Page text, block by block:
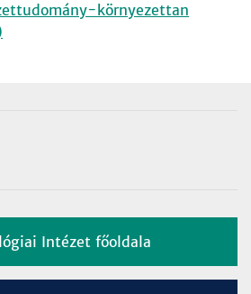
környezettan
Intézet főoldala